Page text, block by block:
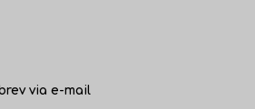
via e-mail